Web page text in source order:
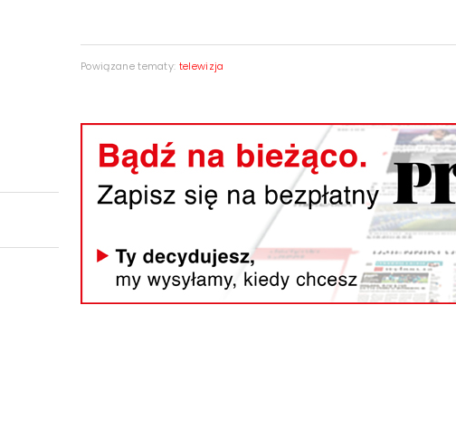
Powiązane tematy: telewizja